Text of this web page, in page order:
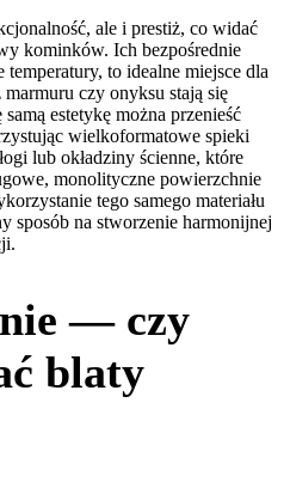
ale i prestiż, co widać
kominków. Ich bezpośrednie
to idealne miejsce dla
czy onyksu stają się
estetykę można przenieść
wielkoformatowe spieki
lub okładziny ścienne, które
monolityczne powierzchnie
tego samego materiału
sposób na stworzenie harmonijnej
— czy
blaty